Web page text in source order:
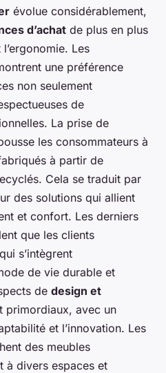
évolue considérablement,
d’achat de plus en plus
Les
une préférence
non seulement
de
La prise de
les consommateurs à
à partir de
Cela se traduit par
des solutions qui allient
et confort. Les derniers
que les clients
s’intègrent
de vie durable et
de design et
primordiaux, avec un
et l’innovation. Les
des meubles
à divers espaces et